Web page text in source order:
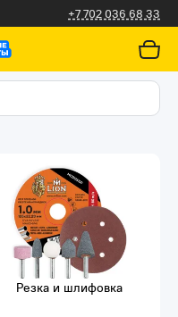
+7 702 036 68 33
Резка и шлифовка